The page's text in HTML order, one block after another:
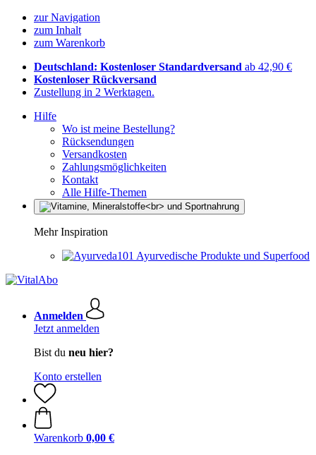
zur Navigation
zum Inhalt
zum Warenkorb
Deutschland: Kostenloser Standardversand ab 42,90 €
Kostenloser Rückversand
Zustellung in 2 Werktagen.
Hilfe
Wo ist meine Bestellung?
Rücksendungen
Versandkosten
Zahlungsmöglichkeiten
Kontakt
Alle Hilfe-Themen
Mehr Inspiration
Ayurvedische Produkte und Superfood
Anmelden
Jetzt anmelden
Bist du neu hier?
Konto erstellen
Warenkorb 0,00 €